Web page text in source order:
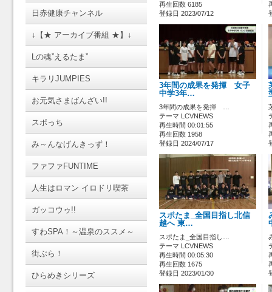
日赤健康チャンネル
↓【★ アーカイブ番組 ★】↓
Lの魂”えるたま”
キラリJUMPIES
お元気さまばんざい!!
スポっち
み～んなげんきっず！
ファファFUNTIME
人生はロマン イロドリ喫茶
ガッコウゥ!!
すわSPA！～温泉のススメ～
街ぶら！
ひらめきシリーズ
再生回数 6185
登録日 2023/07/12
3年間の成果を発揮 女子
中学3年…
3年間の成果を発揮 …
テーマ LCVNEWS
再生時間 00:01:55
再生回数 1958
登録日 2024/07/17
スポたま_全国目指し北信
越へ 東…
スポたま_全国目指し…
テーマ LCVNEWS
再生時間 00:05:30
再生回数 1675
登録日 2023/01/30